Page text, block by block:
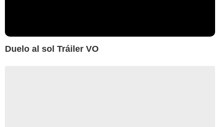
Duelo al sol Tráiler VO